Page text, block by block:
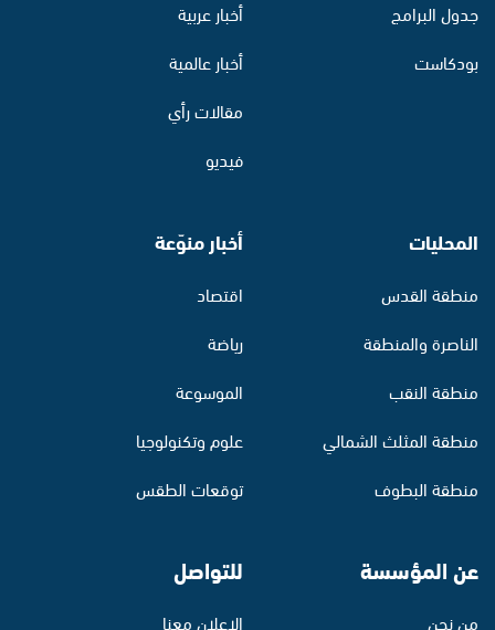
جدول البرامج
بودكاست
أخبار عربية
أخبار عالمية
مقالات رأي
فيديو
المحليات
منطقة القدس
الناصرة والمنطقة
منطقة النقب
منطقة المثلث الشمالي
منطقة البطوف
أخبار منوّعة
اقتصاد
رياضة
الموسوعة
علوم وتكنولوجيا
توقعات الطقس
عن المؤسسة
من نحن
للتواصل
الإعلان معنا